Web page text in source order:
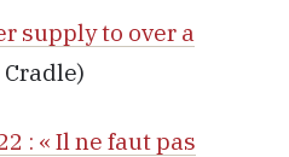
supply to over a
: « Il ne faut pas